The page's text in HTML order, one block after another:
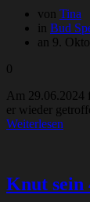
von Tina
in Bud
an 9.
0
Am
er wieder
Weiterlesen
Knut sein